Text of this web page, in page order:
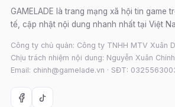
GAMELADE là trang mạng xã hội tin game
tế, cập nhật nội dung nhanh nhất tại Việt
Công ty chủ quản: Công ty TNHH MTV Xuân
Chịu trách nhiệm nội dung: Nguyễn Xuân Chính
Email: chinh@gamelade.vn · SĐT: